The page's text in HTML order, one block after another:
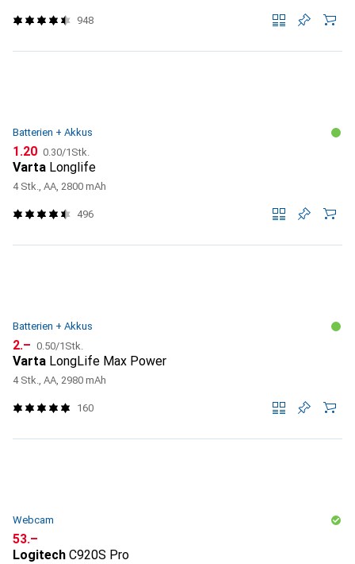
948
Batterien + Akkus
CHF
1.20 CHF
0.30/1Stk.
Varta Longlife
4 Stk., AA, 2800 mAh
496
Batterien + Akkus
CHF
2.– CHF
0.50/1Stk.
Varta LongLife Max Power
4 Stk., AA, 2980 mAh
160
Webcam
CHF
53.–
Logitech C920S Pro